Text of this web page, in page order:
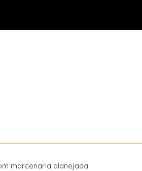
marcenaria planejada.